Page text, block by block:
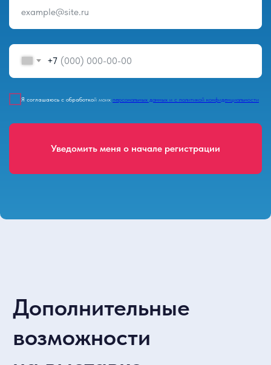
example@site.ru
+7
Я соглашаюсь с обработкой моих персональных данных и с политикой конфиденциальности
Уведомить меня о начале регистрации
Время и место